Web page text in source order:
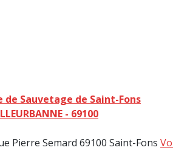
Sauvetage de Saint-Fons
- 69100
Pierre Semard 69100 Saint-Fons